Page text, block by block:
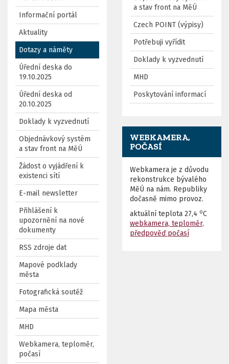
Informační portál
Aktuality
Dotazy a náměty
Úřední deska do
19.10.2025
Úřední deska od
20.10.2025
Doklady k vyzvednutí
Objednávkový systém
a stav front na MěÚ
Žádost o vyjádření k
existenci sítí
E-mail newsletter
Přihlášení k
upozornění na nové
dokumenty
RSS zdroje dat
Mapové podklady
města
Fotografická soutěž
Mapa města
MHD
Webkamera, teploměr,
počasí
a stav front na MěÚ
Czech POINT (výpisy)
Potřebuji vyřídit
Doklady k vyzvednutí
MHD
Poskytování informací
WEBKAMERA,
POČASÍ
Webkamera je z důvodu
rekonstrukce bývalého
MěÚ na nám. Republiky
dočasně mimo provoz.
aktuální teplota 27,4 oC
webkamera, teploměr,
předpověď počasí